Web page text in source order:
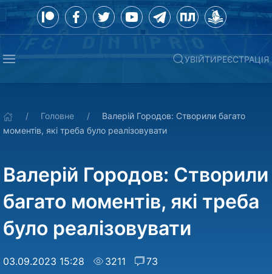
УВІЙТИРЕЄСТРАЦІЯ
Головне
Валерій Городов: Створили багато
моментів, які треба було реалізовувати
Валерій Городов: Створили
багато моментів, які треба
було реалізовувати
03.09.2023 15:28 3211 73